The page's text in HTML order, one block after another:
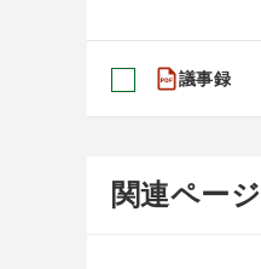
議事録
関連ページ